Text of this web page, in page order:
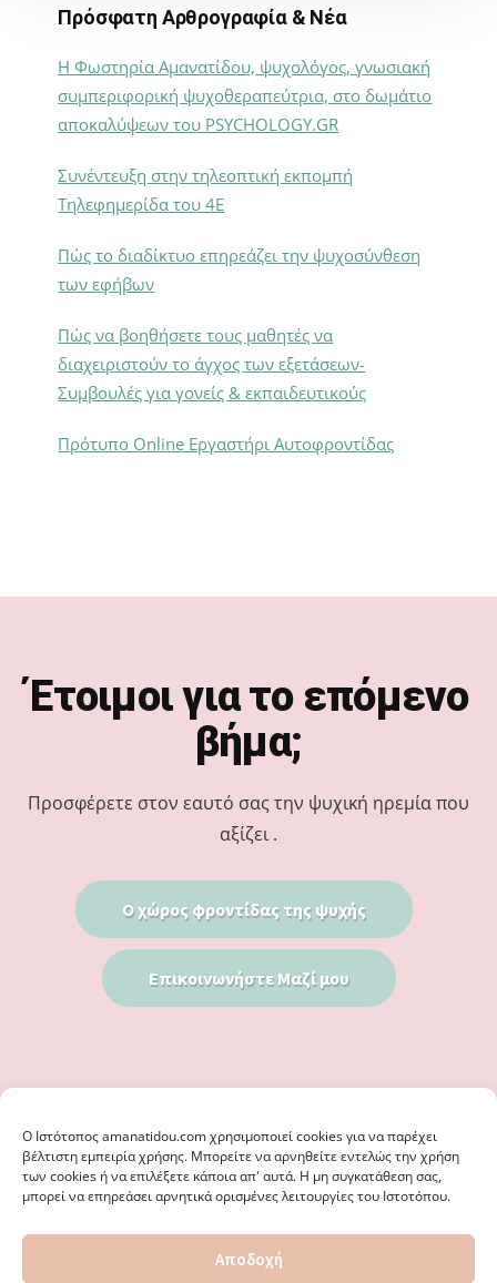
Ο Iστότοπος amanatidou.com χρησιμοποιεί cookies για να παρέχει
βέλτιστη εμπειρία χρήσης. Μπορείτε να αρνηθείτε εντελώς την χρήση
των cookies ή να επιλέξετε κάποια απ' αυτά. Η μη συγκατάθεση σας,
μπορεί να επηρεάσει αρνητικά ορισμένες λειτουργίες του Ιστοτόπου.
Αποδοχή
Πρόσφατη Αρθρογραφία & Νέα
Η Φωστηρία Αμανατίδου, ψυχολόγος, γνωσιακή
συμπεριφορική ψυχοθεραπεύτρια, στο δωμάτιο
αποκαλύψεων του PSYCHOLOGY.GR
Συνέντευξη στην τηλεοπτική εκπομπή
Τηλεφημερίδα του 4Ε
Πώς το διαδίκτυο επηρεάζει την ψυχοσύνθεση
των εφήβων
Πώς να βοηθήσετε τους μαθητές να
διαχειριστούν το άγχος των εξετάσεων-
Συμβουλές για γονείς & εκπαιδευτικούς
Πρότυπο Online Εργαστήρι Αυτοφροντίδας
Έτοιμοι για το επόμενο
βήμα;
Προσφέρετε στον εαυτό σας την ψυχική ηρεμία που
αξίζει .
Ο χώρος φροντίδας της ψυχής
Επικοινωνήστε Μαζί μου
ΘΕΣΣΑΛΟΝΊΚΗ - ΕΙΔΙΚΌΣ ΣΤΗ ΓΝΩΣΤΙΚΉ ΣΥΜΠΕΡΙΦΟΡΙΚΉ